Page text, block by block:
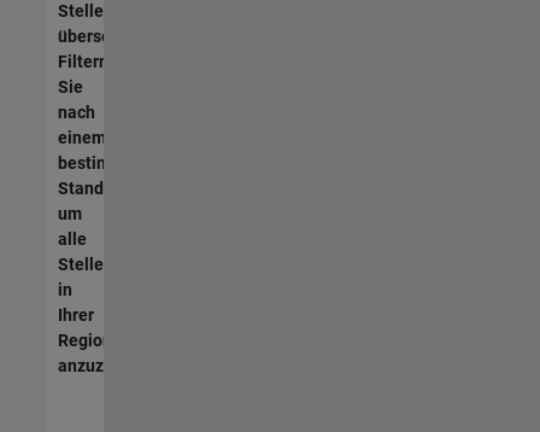
Stellen
übersetzt.
Filtern
Sie
nach
einem
bestimmten
Standort,
um
alle
Stellenangebote
in
Ihrer
Region
anzuzeigen.